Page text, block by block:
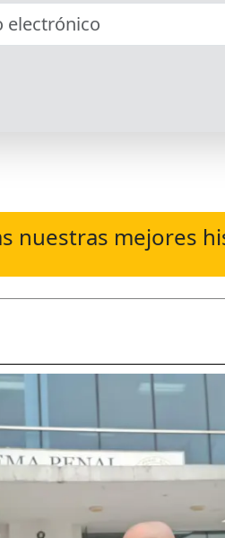
nuestras mejores